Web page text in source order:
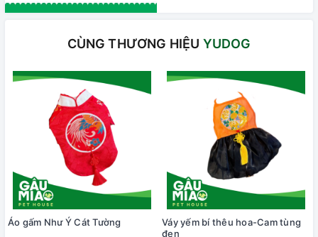
CÙNG THƯƠNG HIỆU YUDOG
Áo gấm Như Ý Cát Tường
Váy yếm bí thêu hoa-Cam tùng
đen